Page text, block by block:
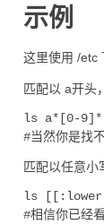
示例
这里使用 /etc
匹配以 a开头
ls a*[0-9]*
匹配以任意小
ls